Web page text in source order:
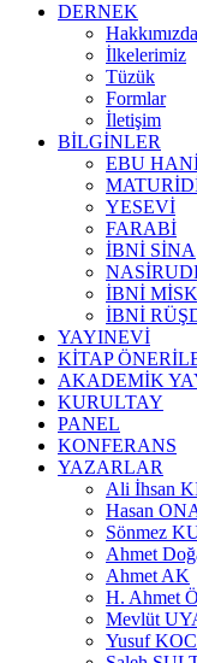
DERNEK
Hakkımızda
İlkelerimiz
Tüzük
Formlar
İletişim
BİLGİNLER
EBU
YESEVİ
FARABİ
İBNİ SİNA
İBNİ
İBNİ
YAYINEVİ
KİTAP
AKADEMİK
KURULTAY
PANEL
KONFERANS
YAZARLAR
Ali İhsan
Hasan
Sönmez
Ahmet
Ahmet AK
H. Ahmet
Mevlüt
Yusuf